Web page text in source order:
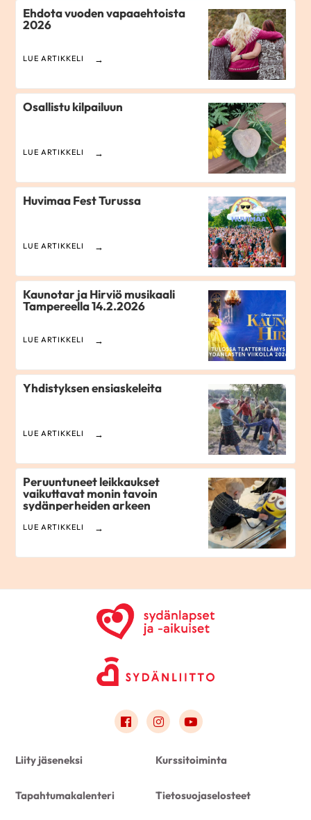
Ehdota vuoden vapaaehtoista
2026
LUE ARTIKKELI
Osallistu kilpailuun
LUE ARTIKKELI
Huvimaa Fest Turussa
LUE ARTIKKELI
Kaunotar ja Hirviö musikaali
Tampereella 14.2.2026
LUE ARTIKKELI
Yhdistyksen ensiaskeleita
LUE ARTIKKELI
Peruuntuneet leikkaukset
vaikuttavat monin tavoin
sydänperheiden arkeen
LUE ARTIKKELI
Link to facebook
Link to instagram
Link to youtube
Liity jäseneksi Kurssitoiminta
Tapahtumakalenteri Tietosuojaselosteet